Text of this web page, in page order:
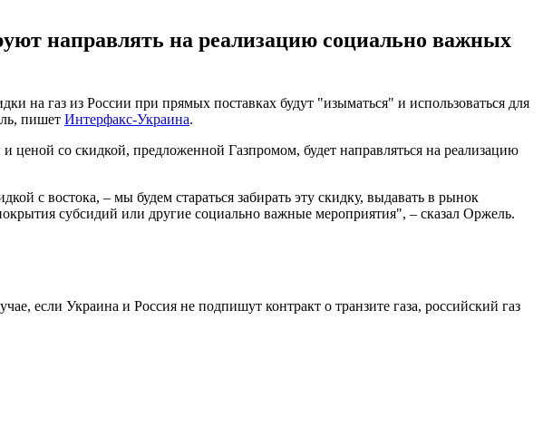
направлять на реализацию социально важных
на газ из России при прямых поставках будут "изыматься" и использоваться для
пишет Интерфакс-Украина.
ценой со скидкой, предложенной Газпромом, будет направляться на реализацию
с востока, – мы будем стараться забирать эту скидку, выдавать в рынок
субсидий или другие социально важные мероприятия", – сказал Оржель.
если Украина и Россия не подпишут контракт о транзите газа, российский газ